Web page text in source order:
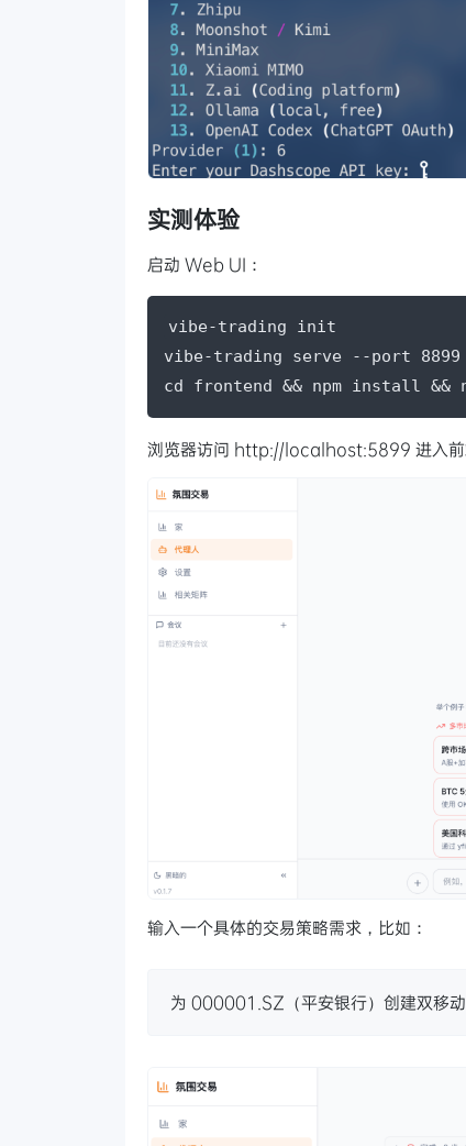
实测体验
启动 Web UI：
vibe-trading init
vibe-trading serve --port 8899
cd frontend && npm install &&
浏览器访问 http://localhost:5899 进入前
输入一个具体的交易策略需求，比如：
为 000001.SZ（平安银行）创建双移